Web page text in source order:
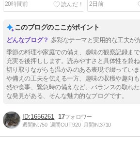
20時間前
2日前
このブログのここがポイント
多彩なテーマと実用的な工夫が
季節の料理や家庭での備え、趣味の観察記録ま
充実を後押しします。読みやすさと具体性を兼
切り取りながらも温かみのある表現で綴ってい
や備えの工夫を伝える一方、趣味の収穫や趣向
然や食事、緊急時の備えなど、バランスの取れ
な発見がある、そんな魅力的なブログです。
1656261 17
週間IN:750 週間OUT:920 月間IN:3710